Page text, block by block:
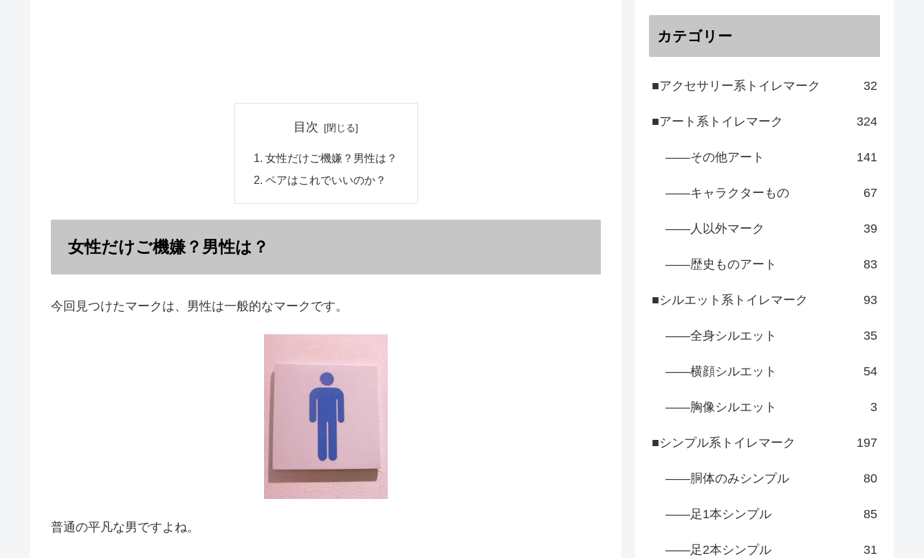
目次
女性だけご機嫌？男性は？
ペアはこれでいいのか？
女性だけご機嫌？男性は？
今回見つけたマークは、男性は一般的なマークです。
普通の平凡な男ですよね。
カテゴリー
■アクセサリー系トイレマーク 32
■アート系トイレマーク 324
――その他アート 141
――キャラクターもの 67
――人以外マーク 39
――歴史ものアート 83
■シルエット系トイレマーク 93
――全身シルエット 35
――横顔シルエット 54
――胸像シルエット 3
■シンプル系トイレマーク 197
――胴体のみシンプル 80
――足1本シンプル 85
――足2本シンプル 31